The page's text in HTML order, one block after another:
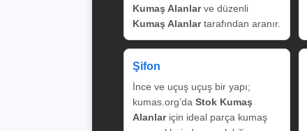
Kumaş Alanlarve düzenli
Kumaş Alanlartarafından aranır.
Şifon
İnce ve uçuş uçuş bir yapı;
kumas.org’da Stok Kumaş
Alanlariçin ideal parça kumaş